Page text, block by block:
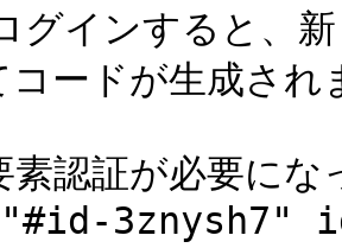
インすると、
コードが生成され
認証が必要にな
3znysh7"